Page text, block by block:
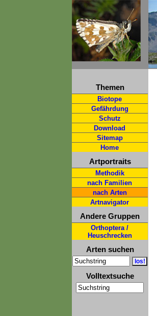
Themen
Biotope
Gefährdung
Schutz
Download
Sitemap
Home
Artportraits
Methodik
nach Familien
nach Arten
Artnavigator
Andere Gruppen
Orthoptera /
Heuschrecken
Arten suchen
Volltextsuche